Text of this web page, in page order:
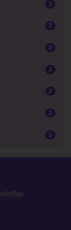
2
2
2
2
2
1
2